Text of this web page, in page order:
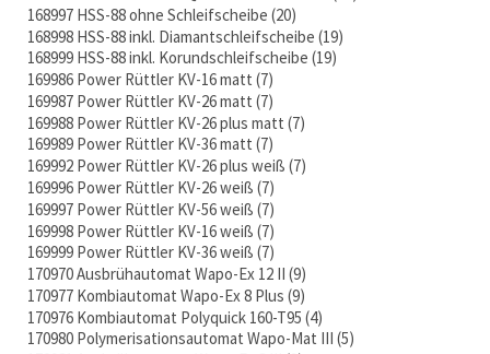
168997 HSS-88 ohne Schleifscheibe 20
168998 HSS-88 inkl. Diamantschleifscheibe 19
168999 HSS-88 inkl. Korundschleifscheibe 19
169986 Power Rüttler KV-16 matt 7
169987 Power Rüttler KV-26 matt 7
169988 Power Rüttler KV-26 plus matt 7
169989 Power Rüttler KV-36 matt 7
169992 Power Rüttler KV-26 plus weiß 7
169996 Power Rüttler KV-26 weiß 7
169997 Power Rüttler KV-56 weiß 7
169998 Power Rüttler KV-16 weiß 7
169999 Power Rüttler KV-36 weiß 7
170970 Ausbrühautomat Wapo-Ex 12 II 9
170977 Kombiautomat Wapo-Ex 8 Plus 9
170976 Kombiautomat Polyquick 160-T95 4
170980 Polymerisationsautomat Wapo-Mat III 5